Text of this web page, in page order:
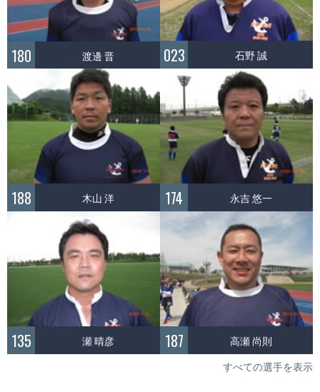
180 渡邊 晋 023 石野 誠
188 木山 洋 174 永吉 悠一
135 瀬 晴彦 187 高瀬 尚則
すべての選手を表示